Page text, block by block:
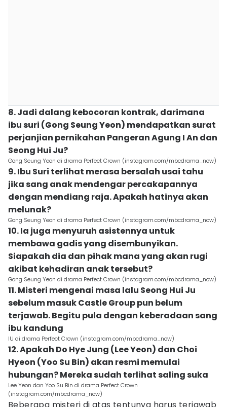
8. Jadi dalang kebocoran kontrak, darimana
ibu suri (Gong Seung Yeon) mendapatkan surat
perjanjian pernikahan Pangeran Agung I An dan
Seong Hui Ju?
Gong Seung Yeon di drama Perfect Crown (instagram.com/mbcdrama_now)
9. Ibu Suri terlihat merasa bersalah usai tahu
jika sang anak mendengar percakapannya
dengan mendiang raja. Apakah hatinya akan
melunak?
Gong Seung Yeon di drama Perfect Crown (instagram.com/mbcdrama_now)
10. Ia juga menyuruh asistennya untuk
membawa gadis yang disembunyikan.
Siapakah dia dan pihak mana yang akan rugi
akibat kehadiran anak tersebut?
Gong Seung Yeon di drama Perfect Crown (instagram.com/mbcdrama_now)
11. Misteri mengenai masa lalu Seong Hui Ju
sebelum masuk Castle Group pun belum
terjawab. Begitu pula dengan keberadaan sang
ibu kandung
IU di drama Perfect Crown (instagram.com/mbcdrama_now)
12. Apakah Do Hye Jung (Lee Yeon) dan Choi
Hyeon (Yoo Su Bin) akan resmi memulai
hubungan? Mereka sudah terlihat saling suka
Lee Yeon dan Yoo Su Bin di drama Perfect Crown
(instagram.com/mbcdrama_now)